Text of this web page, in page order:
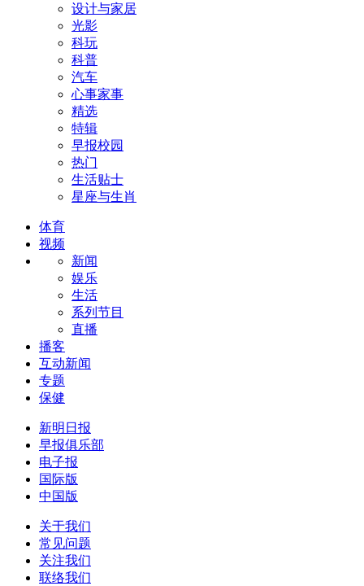
设计与家居
光影
科玩
科普
汽车
心事家事
精选
特辑
早报校园
热门
生活贴士
星座与生肖
体育
视频
新闻
娱乐
生活
系列节目
直播
播客
互动新闻
专题
保健
新明日报
早报俱乐部
电子报
国际版
中国版
关于我们
常见问题
关注我们
联络我们